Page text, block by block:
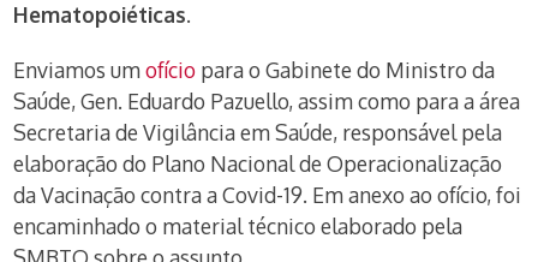
Hematopoiéticas.
Enviamos umofício para o Gabinete do Ministro da
Saúde, Gen. Eduardo Pazuello, assim como para a área
Secretaria de Vigilância em Saúde, responsável pela
elaboração do Plano Nacional de Operacionalização
da Vacinação contra a Covid-19. Em anexo ao ofício, foi
encaminhado o material técnico elaborado pela